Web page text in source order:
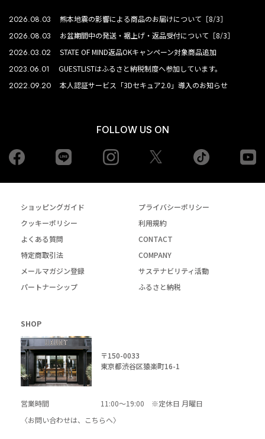
2026.08.03 熊本地震の影響による商品のお届けについて［8/3］
2026.08.03 お盆期間中の発送・裾上げ・返品受付について［8/3］
2026.03.02 STATE OF MIND返品OKキャンペーン対象商品追加
2023.06.01 GUESTLISTはふるさと納税制度へ参加しています。
2022.09.20 本人認証サービス「3Dセキュア2.0」導入のお知らせ
FOLLOW US ON
Facebook Instagram tiktok
ショッピングガイド
プライバシーポリシー
クッキーポリシー
利用規約
よくある質問
CONTACT
特定商取引法
COMPANY
メールマガジン登録
サステナビリティ活動
パートナーシップ
ふるさと納税
SHOP
〒150-0033
東京都渋谷区猿楽町16-1
営業時間
11:00～19:00 ※定休日 月曜日
〈お問い合わせは、
こちらへ〉